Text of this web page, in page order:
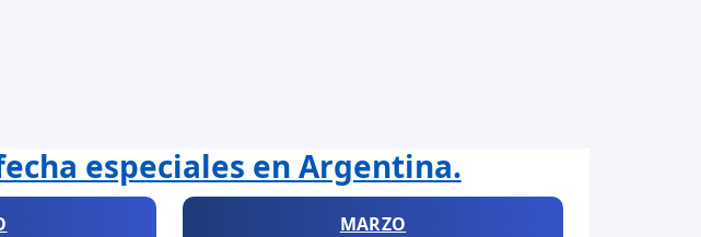
especiales en Argentina.
MARZO